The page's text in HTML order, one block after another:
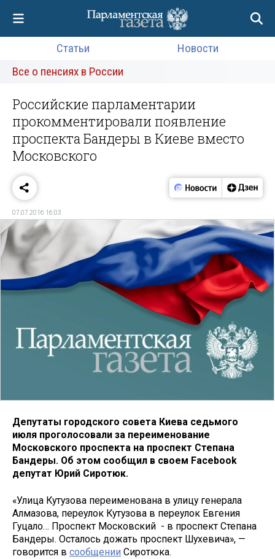
Статьи
Новости
Все о пенсиях в России
Российские парламентарии
прокомментировали появление
проспекта Бандеры в Киеве вместо
Московского
07.07.2016 16:03
Депутаты городского совета Киева седьмого
июля проголосовали за переименование
Московского проспекта на проспект Степана
Бандеры. Об этом сообщил в своем Facebook
депутат Юрий Сиротюк.
«Улица Кутузова переименована в улицу генерала
Алмазова, переулок Кутузова в переулок Евгения
Гуцало… Проспект Московский - в проспект Степана
Бандеры. Осталось дожать проспект Шухевича», —
говорится в сообщении Сиротюка.